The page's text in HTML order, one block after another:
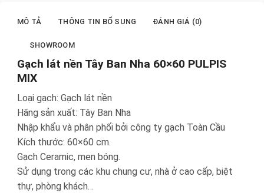
MÔ TẢ THÔNG TIN BỔ SUNG ĐÁNH GIÁ (0)
SHOWROOM
Gạch lát nền Tây Ban Nha 60×60 PULPIS
MIX
Loại gạch: Gạch lát nền
Hãng sản xuất: Tây Ban Nha
Nhập khẩu và phân phối bởi công ty gạch Toàn Cầu
Kích thước: 60×60 cm.
Gạch Ceramic, men bóng.
Sử dụng trong các khu chung cư, nhà ở cao cấp, biệt
thự, phòng khách…